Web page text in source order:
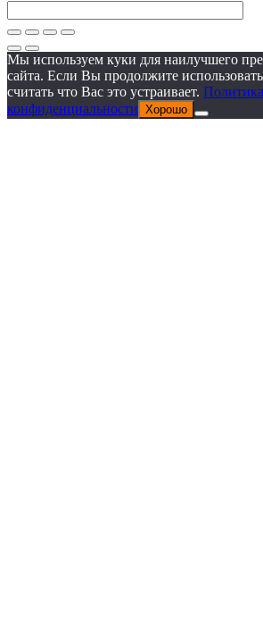
Мы используем куки для наилучшего
сайта. Если Вы продолжите
считать что Вас это устраивает. Политика
конфиденциальности Хорошо